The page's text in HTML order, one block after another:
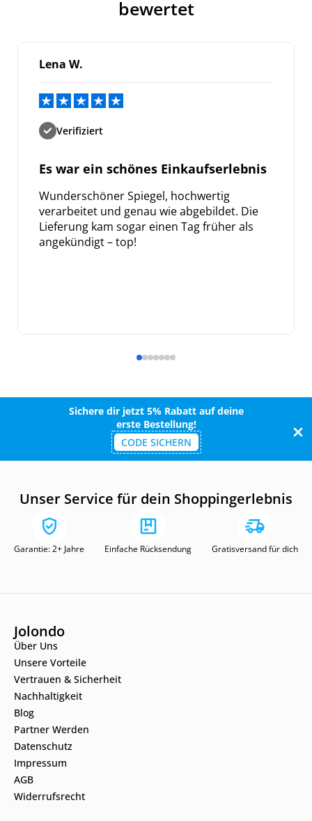
bewertet
Lena W.
Verifiziert
Es war ein schönes Einkaufserlebnis
Wunderschöner Spiegel, hochwertig
verarbeitet und genau wie abgebildet. Die
Lieferung kam sogar einen Tag früher als
angekündigt – top!
Sichere dir jetzt 5% Rabatt auf deine
erste Bestellung!
CODE SICHERN
Unser Service für dein Shoppingerlebnis
Garantie: 2+ Jahre Einfache Rücksendung Gratisversand für dich
Jolondo
Über Uns
Unsere Vorteile
Vertrauen & Sicherheit
Nachhaltigkeit
Blog
Partner Werden
Datenschutz
Impressum
AGB
Widerrufsrecht